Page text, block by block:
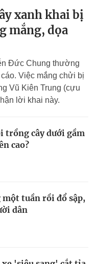
xanh khai bị
mắng, dọa
Đức Chung thường
Việc mắng chửi bị
Vũ Kiên Trung (cựu
lời khai này.
trồng cây dưới gầm
cao?
một tuần rồi đổ sập,
dân